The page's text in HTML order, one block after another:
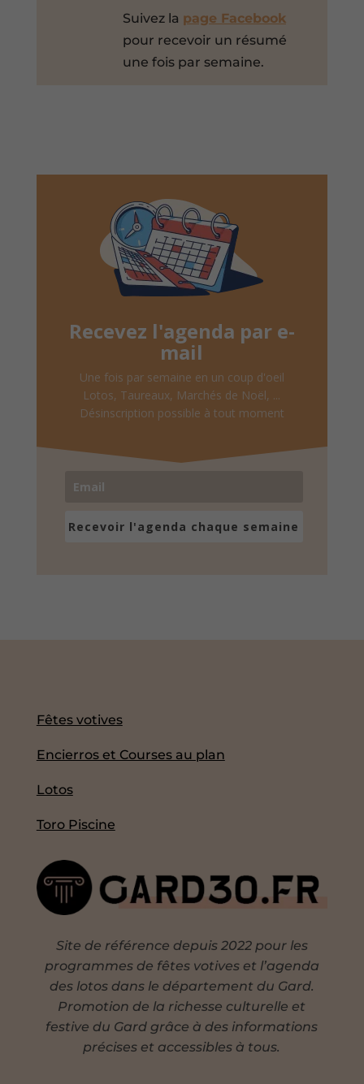
Suivez la page Facebook
pour recevoir un résumé
une fois par semaine.
Recevez l'agenda par e-
mail
Une fois par semaine en un coup d'oeil
Lotos, Taureaux, Marchés de Noël, ...
Désinscription possible à tout moment
Recevoir l'agenda chaque semaine
Fêtes votives
Encierros et Courses au plan
Lotos
Toro Piscine
Site de référence depuis 2022 pour les
programmes de fêtes votives et l’agenda
des lotos dans le département du Gard.
Promotion de la richesse culturelle et
festive du Gard grâce à des informations
précises et accessibles à tous.